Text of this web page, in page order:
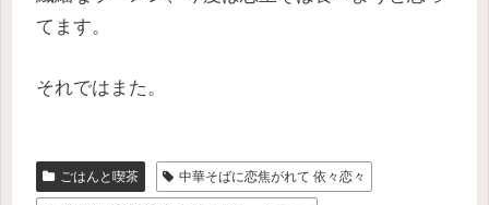
てます。
それではまた。
ごはんと喫茶 中華そばに恋焦がれて 依々恋々